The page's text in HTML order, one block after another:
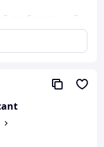
турбированный
Fiat 9.55535-D2